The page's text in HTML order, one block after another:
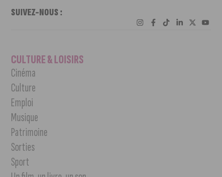
SUIVEZ-NOUS :
CULTURE & LOISIRS
Cinéma
Culture
Emploi
Musique
Patrimoine
Sorties
Sport